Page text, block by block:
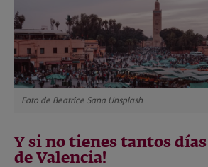
Foto de Beatrice Sana Unsplash
Y si no tienes tantos
de Valencia!